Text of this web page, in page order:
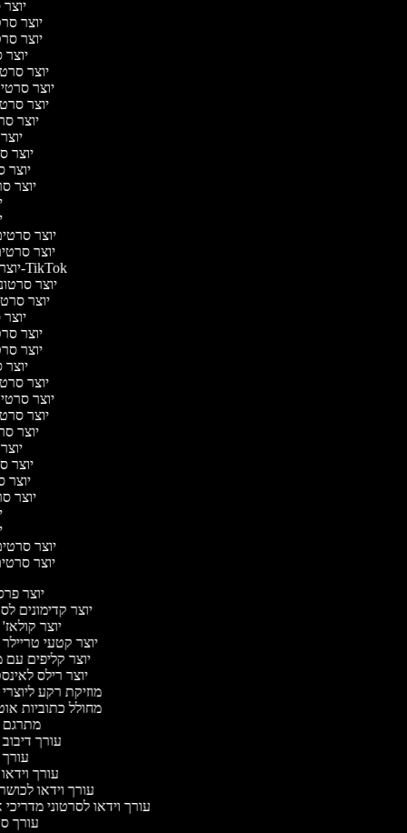
יוצר
יוצר
יוצר
יוצר
יוצר סרטי
יוצר
יוצר
יוצר
יוצר
יוצר
יוצר
יוצר
יוצר סרטונים ל-TikTok
יוצר
יוצר
יוצר
יוצר
יוצר
יוצר
יוצר סרטי
יוצר
יוצר
יוצר
יוצר
יוצר
יוצר
יוצר
יוצר
יוצר קדימונים
יוצר
יוצר קטעי
יוצר קליפים
יוצר רילס
מוזיקת רקע
מחולל כתוביות
עורך
עורך
עורך וידאו
עורך וידאו לסרטוני
עורך